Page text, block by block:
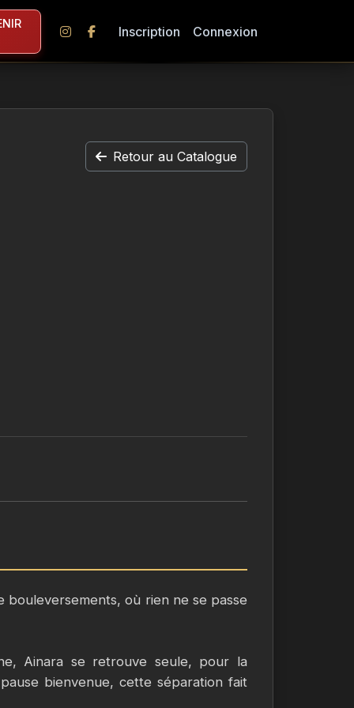
Inscription Connexion
Retour au Catalogue
où rien ne se passe
Ainara se retrouve seule, pour la
bienvenue, cette séparation fait
qu’elle pensait enfouis. Alors qu’elle